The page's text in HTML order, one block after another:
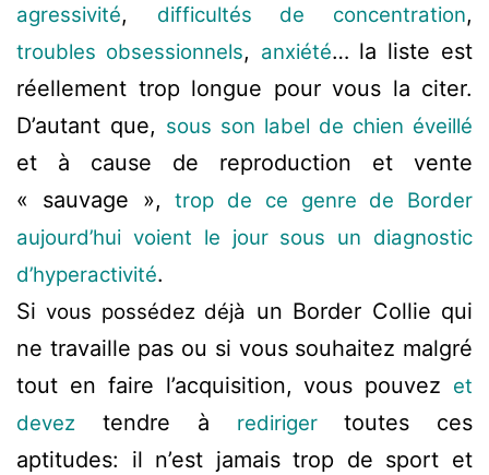
agressivité, difficultés de concentration,
troubles obsessionnels, anxiété… la liste est
réellement trop longue pour vous la citer.
D’autant que, sous son label de chien éveillé
et à cause de reproduction et vente
« sauvage »,trop de ce genre de Border
aujourd’hui voient le jour sous un diagnostic
d’hyperactivité.
Sivous possédez déjà un Border Collie qui
ne travaille pas ou si vous souhaitez malgré
tout en faire l’acquisition, vous pouvez et
devez tendre à rediriger toutes ces
aptitudes: il n’est jamais trop de sport et